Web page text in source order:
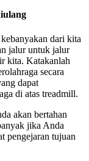
dari kita
jalur untuk jalur
kita. Katakanlah
secara
dapat
di atas treadmill.
akan bertahan
jika Anda
pengejaran tujuan